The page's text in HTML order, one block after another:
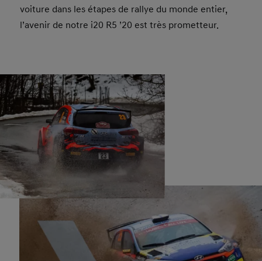
voiture dans les étapes de rallye du monde entier,
l’avenir de notre i20 R5 ’20 est très prometteur.